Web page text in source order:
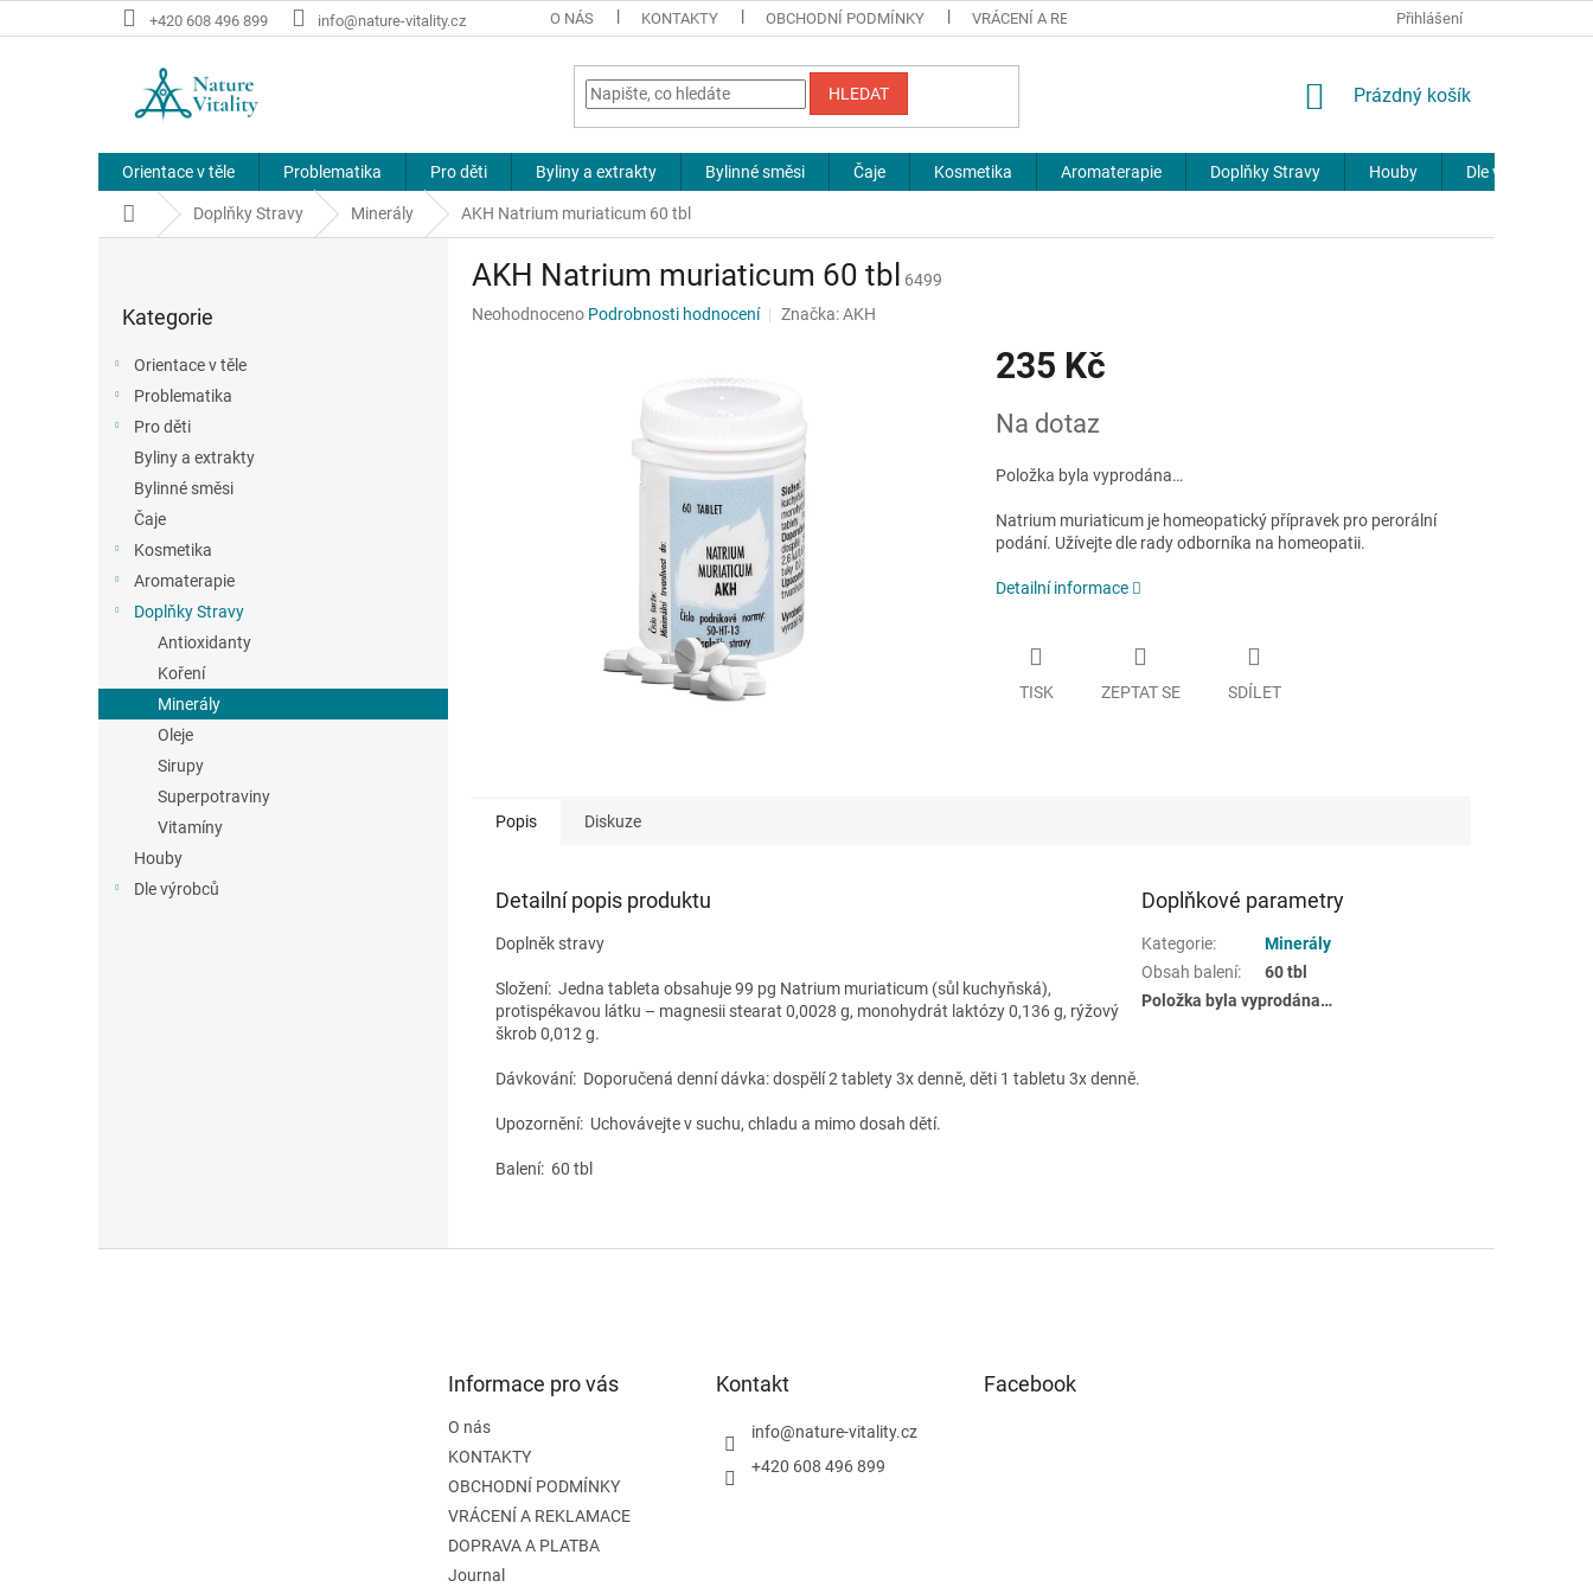
na
+420 608 496 899 info@nature-vitality.cz O NÁS KONTAKTY OBCHODNÍ PODMÍNKY VRÁCENÍ A REKLAMACE JOURNAL
Přihlášení
HLEDAT
NÁKUPNÍ
Prázdný košík
Orientace v těle Problematika Pro děti Byliny a extrakty Bylinné směsi Čaje Kosmetika Aromaterapie Doplňky Stravy Houby Dle výrobců
Domů Doplňky Stravy Minerály AKH Natrium muriaticum 60 tbl
kategorie
Kategorie
Orientace v těle
Problematika
Pro děti
Byliny a extrakty
Bylinné směsi
Čaje
Kosmetika
Aromaterapie
Doplňky Stravy
Antioxidanty
Koření
Minerály
Oleje
Sirupy
Superpotraviny
Vitamíny
Houby
Dle výrobců
AKH Natrium muriaticum 60 tbl
6499
Průměrné
Neohodnoceno Podrobnosti hodnocení Značka:AKH
235 Kč
cena:
Na dotaz
Položka byla vyprodána…
Natrium muriaticum je homeopatický přípravek pro perorální
podání. Užívejte dle rady odborníka na homeopatii.
Detailní informace
TISK ZEPTAT SE SDÍLET
Popis Diskuze
Detailní popis produktu
Doplněk stravy
Složení: Jedna tableta obsahuje 99 pg Natrium muriaticum (sůl kuchyňská),
protispékavou látku – magnesii stearat 0,0028 g, monohydrát laktózy 0,136 g, rýžový
škrob 0,012 g.
Dávkování: Doporučená denní dávka: dospělí 2 tablety 3x denně, děti 1 tabletu 3x denně.
Upozornění: Uchovávejte v suchu, chladu a mimo dosah dětí.
Balení: 60 tbl
Doplňkové parametry
Kategorie:
Minerály
Obsah balení:
60 tbl
Položka byla vyprodána…
Informace pro vás
O nás
KONTAKTY
OBCHODNÍ PODMÍNKY
VRÁCENÍ A REKLAMACE
DOPRAVA A PLATBA
Journal
Kontakt
info@nature-vitality.cz
+420 608 496 899
Facebook